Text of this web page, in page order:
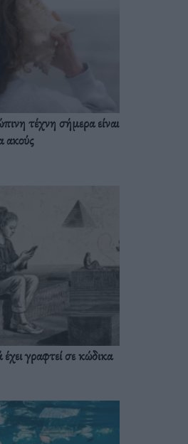
τέχνη σήμερα είναι
ακούς
γραφτεί σε κώδικα